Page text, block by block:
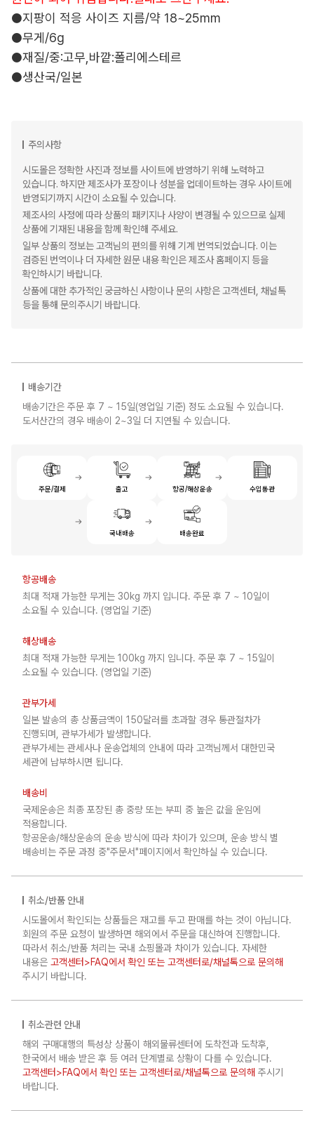
●지팡이 적응 사이즈 지름/약 18~25mm
●무게/6g
●재질/중:고무,바깥:폴리에스테르
●생산국/일본
주의사항
시도몰은 정확한 사진과 정보를 사이트에 반영하기 위해 노력하고
있습니다. 하지만 제조사가 포장이나 성분을 업데이트하는 경우 사이트에
반영되기까지 시간이 소요될 수 있습니다.
제조사의 사정에 따라 상품의 패키지나 사양이 변경될 수 있으므로 실제
상품에 기재된 내용을 함께 확인해 주세요.
일부 상품의 정보는 고객님의 편의를 위해 기계 번역되었습니다. 이는
검증된 번역이나 더 자세한 원문 내용 확인은 제조사 홈페이지 등을
확인하시기 바랍니다.
상품에 대한 추가적인 궁금하신 사항이나 문의 사항은 고객센터, 채널톡
등을 통해 문의주시기 바랍니다.
배송기간
배송기간은 주문 후 7 ~ 15일(영업일 기준) 정도 소요될 수 있습니다.
도서산간의 경우 배송이 2~3일 더 지연될 수 있습니다.
주문/결제 출고 항공/해상운송 수입통관
국내배송 배송완료
항공배송
최대 적재 가능한 무게는 30kg 까지 입니다. 주문 후 7 ~ 10일이
소요될 수 있습니다. (영업일 기준)
해상배송
최대 적재 가능한 무게는 100kg 까지 입니다. 주문 후 7 ~ 15일이
소요될 수 있습니다. (영업일 기준)
관부가세
일본 발송의 총 상품금액이 150달러를 초과할 경우 통관절차가
진행되며, 관부가세가 발생합니다.
관부가세는 관세사나 운송업체의 안내에 따라 고객님께서 대한민국
세관에 납부하시면 됩니다.
배송비
국제운송은 최종 포장된 총 중량 또는 부피 중 높은 값을 운임에
적용합니다.
항공운송/해상운송의 운송 방식에 따라 차이가 있으며, 운송 방식 별
배송비는 주문 과정 중"주문서"페이지에서 확인하실 수 있습니다.
취소/반품 안내
시도몰에서 확인되는 상품들은 재고를 두고 판매를 하는 것이 아닙니다.
회원의 주문 요청이 발생하면 해외에서 주문을 대신하여 진행합니다.
따라서 취소/반품 처리는 국내 쇼핑몰과 차이가 있습니다. 자세한
내용은 고객센터>FAQ에서 확인 또는 고객센터로/채널톡으로 문의해
주시기 바랍니다.
취소관련 안내
해외 구매대행의 특성상 상품이 해외물류센터에 도착전과 도착후,
한국에서 배송 받은 후 등 여러 단계별로 상황이 다를 수 있습니다.
고객센터>FAQ에서 확인 또는 고객센터로/채널톡으로 문의해 주시기
바랍니다.